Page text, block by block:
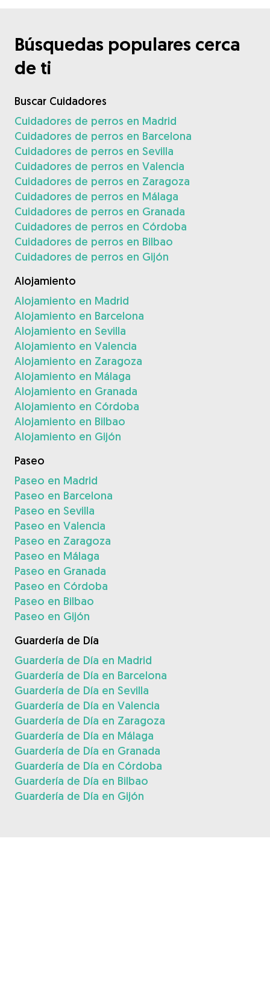
Búsquedas populares cerca
de ti
Buscar Cuidadores
Cuidadores de perros en Madrid
Cuidadores de perros en Barcelona
Cuidadores de perros en Sevilla
Cuidadores de perros en Valencia
Cuidadores de perros en Zaragoza
Cuidadores de perros en Málaga
Cuidadores de perros en Granada
Cuidadores de perros en Córdoba
Cuidadores de perros en Bilbao
Cuidadores de perros en Gijón
Alojamiento
Alojamiento en Madrid
Alojamiento en Barcelona
Alojamiento en Sevilla
Alojamiento en Valencia
Alojamiento en Zaragoza
Alojamiento en Málaga
Alojamiento en Granada
Alojamiento en Córdoba
Alojamiento en Bilbao
Alojamiento en Gijón
Paseo
Paseo en Madrid
Paseo en Barcelona
Paseo en Sevilla
Paseo en Valencia
Paseo en Zaragoza
Paseo en Málaga
Paseo en Granada
Paseo en Córdoba
Paseo en Bilbao
Paseo en Gijón
Guardería de Día
Guardería de Día en Madrid
Guardería de Día en Barcelona
Guardería de Día en Sevilla
Guardería de Día en Valencia
Guardería de Día en Zaragoza
Guardería de Día en Málaga
Guardería de Día en Granada
Guardería de Día en Córdoba
Guardería de Día en Bilbao
Guardería de Día en Gijón